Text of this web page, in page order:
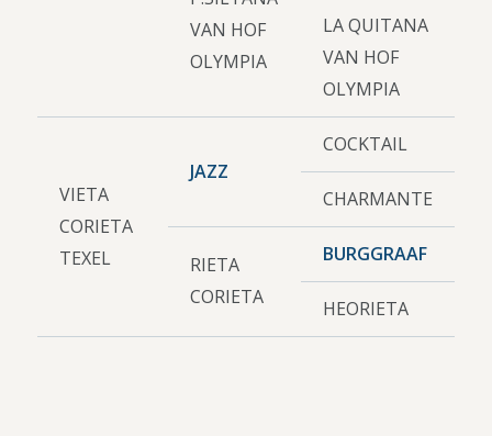
VAN HOF
OLYMPIA
LA QUITANA
VAN HOF
OLYMPIA
VIETA
CORIETA
TEXEL
JAZZ
COCKTAIL
CHARMANTE
RIETA
CORIETA
BURGGRAAF
HEORIETA